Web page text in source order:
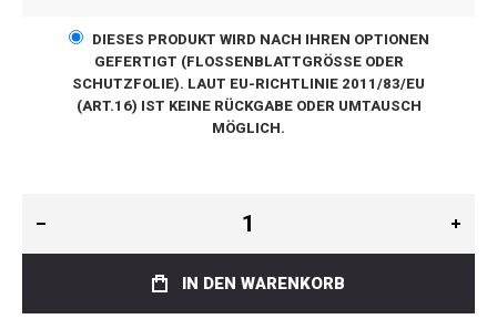
DIESES PRODUKT WIRD NACH IHREN OPTIONEN
GEFERTIGT (FLOSSENBLATTGRÖSSE ODER S
CHUTZFOLIE). LAUT EU-RICHTLINIE 2011/83/EU (
ART.16) IST KEINE RÜCKGABE ODER UMTAUSCH M
ÖGLICH.
IN DEN WARENKORB